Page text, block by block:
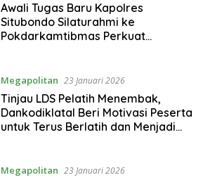
Awali Tugas Baru Kapolres
Situbondo Silaturahmi ke
Pokdarkamtibmas Perkuat
Megapolitan 23 Januari 2026
Tinjau LDS Pelatih Menembak,
Dankodiklatal Beri Motivasi Peserta
untuk Terus Berlatih dan Menjadi
Megapolitan 23 Januari 2026